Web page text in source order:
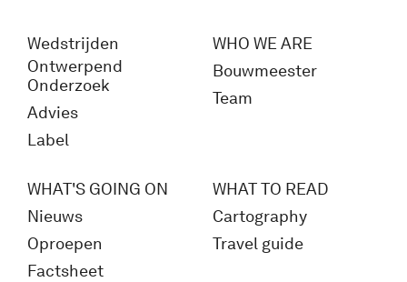
Wedstrijden
Ontwerpend
Onderzoek
Advies
Label
WHO WE ARE
Bouwmeester
Team
WHAT'S GOING ON
Nieuws
Oproepen
Factsheet
WHAT TO READ
Cartography
Travel guide